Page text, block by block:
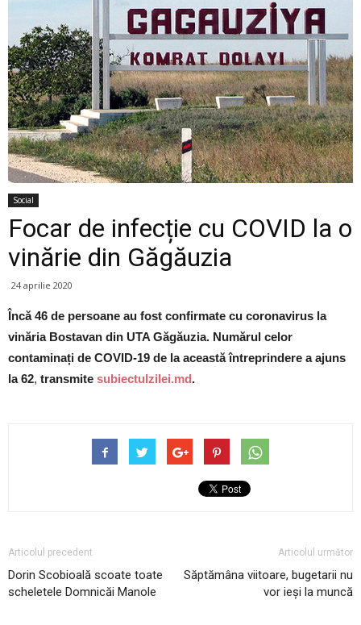
Social
Focar de infecție cu COVID la o
vinărie din Găgăuzia
24 aprilie 2020
Încă 46 de persoane au fost confirmate cu coronavirus la
vinăria Bostavan din UTA Găgăuzia. Numărul celor
contaminați de COVID-19 de la această întreprindere a ajuns
la 62, transmite subiectulzilei.md.
Articolul precedent
Dorin Scobioală scoate toate
scheletele Domnicăi Manole
Articolul următor
Săptămâna viitoare, bugetarii nu
vor ieși la muncă